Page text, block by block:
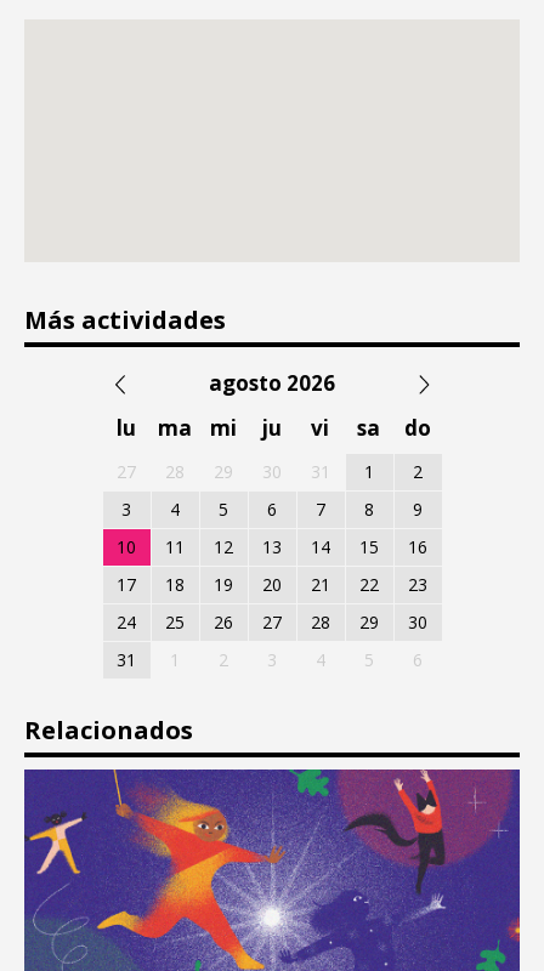
Más actividades
agosto 2026
lu
ma mi ju vi sa do
27 28 29 30 31 1
2
3
4 5 6 7 8
9
10
11 12 13 14 15
16
17
18 19 20 21 22
23
24
25 26 27 28 29
30
31
1 2 3 4 5 6
Relacionados